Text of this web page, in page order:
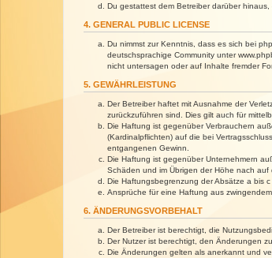
Du gestattest dem Betreiber darüber
4. GENERAL PUBLIC LICENSE
Du nimmst zur Kenntnis, dass es sich bei
deutschsprachige Community unter
nicht untersagen oder auf Inhalte fremder
5. GEWÄHRLEISTUNG
Der Betreiber haftet mit Ausnahme der
zurückzuführen sind. Dies gilt auch für
Die Haftung ist gegenüber Verbrauchern
(Kardinalpflichten) auf die bei
entgangenen Gewinn.
Die Haftung ist gegenüber Unternehmern
Schäden und im Übrigen der Höhe nach
Die Haftungsbegrenzung der Absätze a bis
Ansprüche für eine Haftung aus
6. ÄNDERUNGSVORBEHALT
Der Betreiber ist berechtigt, die
Der Nutzer ist berechtigt, den Änderungen
Die Änderungen gelten als anerkannt und